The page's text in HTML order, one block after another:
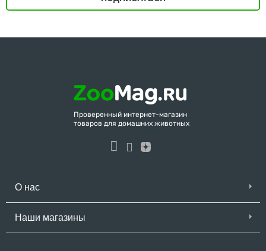
Проверенный интернет-магазин
товаров для домашних животных
О нас
Наши магазины